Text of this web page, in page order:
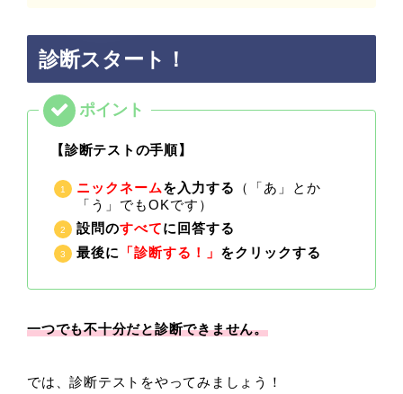
診断スタート！
【診断テストの手順】
ニックネームを入力する
（「あ」とか
「う」でもOKです）
設問のすべてに回答する
最後に
「診断する！」 をクリックする
一つでも不十分だと診断できません。
では、診断テストをやってみましょう！